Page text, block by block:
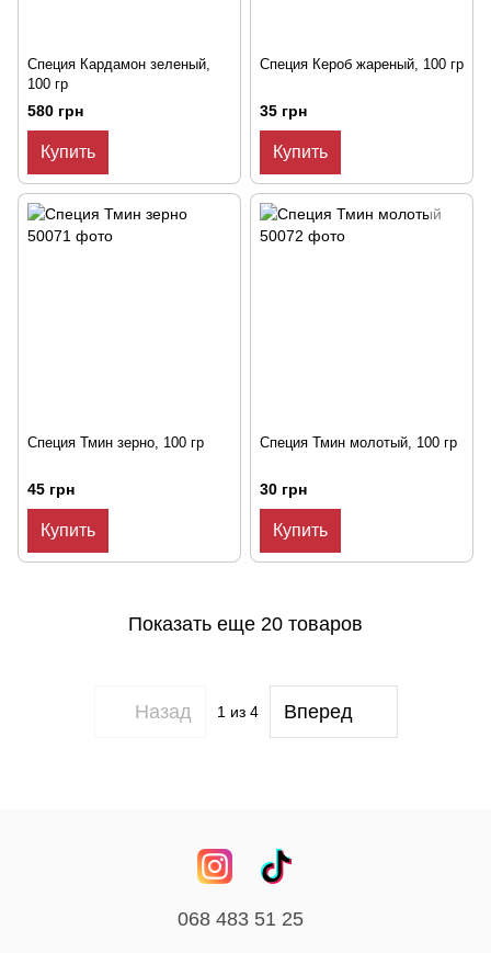
Специя Кардамон зеленый,
100 гр
580 грн
Купить
Специя Кероб жареный, 100 гр
35 грн
Купить
Специя Тмин зерно, 100 гр
45 грн
Купить
Специя Тмин молотый, 100 гр
30 грн
Купить
Показать еще 20 товаров
Назад 1из 4 Вперед
068 483 51 25